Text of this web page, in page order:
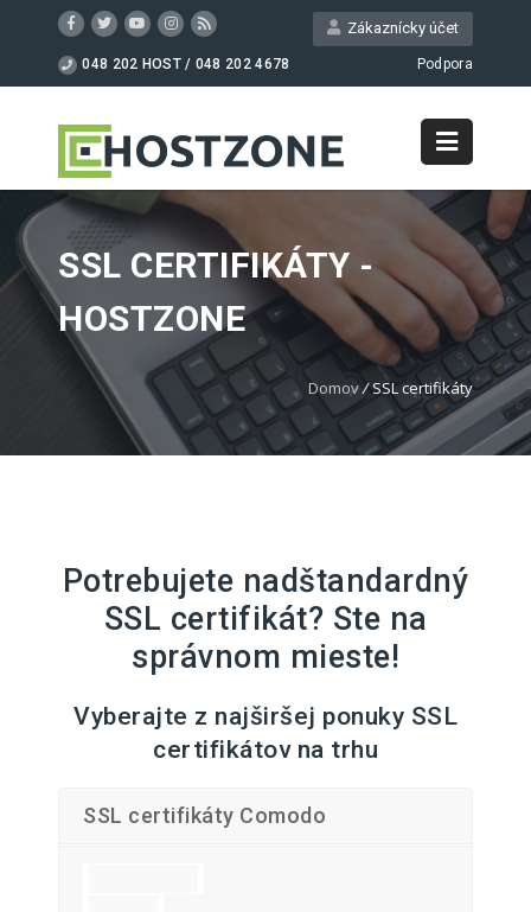
Zákaznícky účet
048 202 HOST / 048 202 4678 Podpora
SSL CERTIFIKÁTY -
HOSTZONE
Domov/SSL certifikáty
Potrebujete nadštandardný
SSL certifikát? Ste na
správnom mieste!
Vyberajte z najširšej ponuky SSL
certifikátov na trhu
SSL certifikáty Comodo